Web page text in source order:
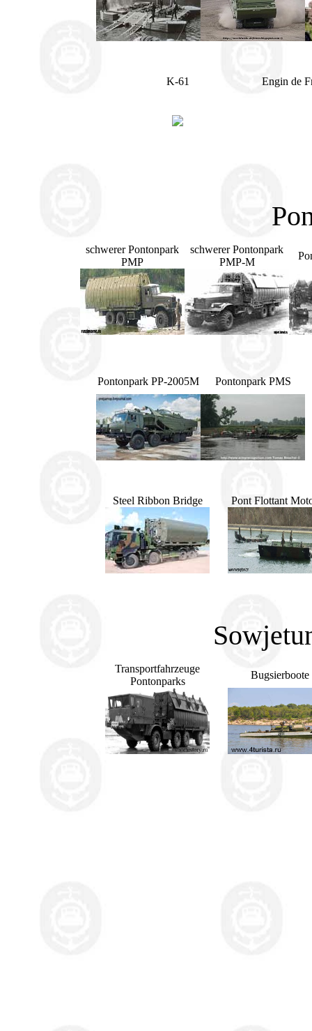
K-61 Engin de
schwerer Pontonpark
PMP
schwerer Pontonpark
PMP-M
Pontonpark PP-2005M Pontonpark PMS
Steel Ribbon Bridge Pont Flottant
Transportfahrzeuge
Pontonparks
Bugsierboote